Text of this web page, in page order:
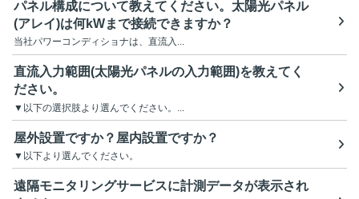
パネル構成について教えてください。太陽光パネル
(アレイ)は何kWまで接続できますか？
当社パワーコンディショナは、直流入...
直流入力範囲(太陽光パネルの入力範囲)を教えてく
ださい。
▼以下の選択肢より選んでください。...
屋外設置ですか？屋内設置ですか？
▼以下より選んでください。
遠隔モニタリングサービスに計測データが表示され